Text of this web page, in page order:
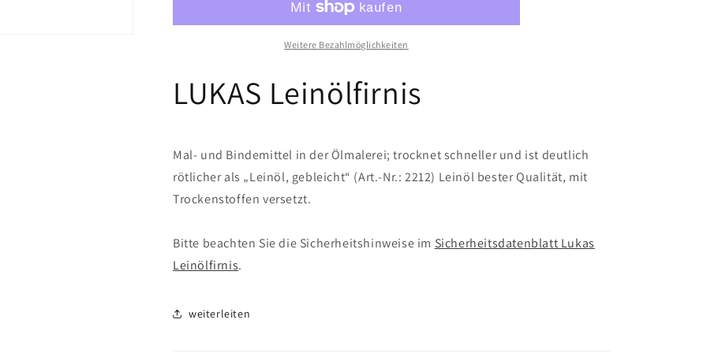
Weitere Bezahlmöglichkeiten
LUKAS Leinölfirnis
Mal- und Bindemittel in der Ölmalerei; trocknet schneller und ist deutlich
rötlicher als „Leinöl, gebleicht“ (Art.-Nr.: 2212) Leinöl bester Qualität, mit
Trockenstoffen versetzt.
Bitte beachten Sie die Sicherheitshinweise im Sicherheitsdatenblatt Lukas
Leinölfirnis.
weiterleiten